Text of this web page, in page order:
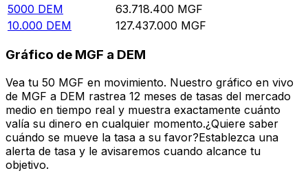
5000 DEM 63.718.400 MGF
10.000 DEM 127.437.000 MGF
Gráfico de MGF a DEM
Vea tu 50 MGF en movimiento. Nuestro gráfico en vivo
de MGF a DEM rastrea 12 meses de tasas del mercado
medio en tiempo real y muestra exactamente cuánto
valía su dinero en cualquier momento.¿Quiere saber
cuándo se mueve la tasa a su favor?Establezca una
alerta de tasa y le avisaremos cuando alcance tu
objetivo.